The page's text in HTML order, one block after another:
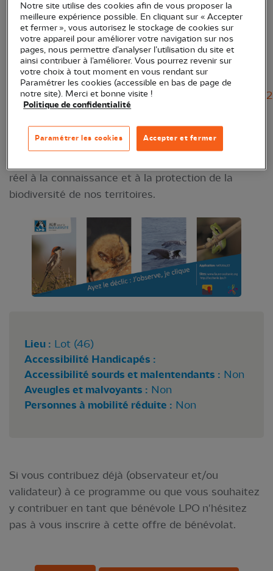
La LPO propose un site national (
https://www.faune-france.org/), des sites régionaux
https://www.faune-occitanie.org/) et une
application mobile (Naturalist) disponible sur Apple
https://apps.apple.com/ga/app/naturalist/
) et Androïd (
https://play.google.com/store/apps/details?
id=ch.biolovision.naturalist&hl=fr
réel à la connaissance et à la protection de la
biodiversité de nos territoires.
Lieu : Lot (46)
Accessibilité Handicapés :
Accessibilité sourds et malentendants : Non
Aveugles et malvoyants : Non
Personnes à mobilité réduite : Non
Si vous contribuez déjà (observateur et/ou
validateur) à ce programme ou que vous souhaitez
y contribuer en tant que bénévole LPO n'hésitez
pas à vous inscrire à cette offre de bénévolat.
Notre site utilise des cookies afin de vous proposer la
meilleure expérience possible. En cliquant sur « Accepter
et fermer », vous autorisez le stockage de cookies sur
votre appareil pour améliorer votre navigation sur nos
pages, nous permettre d’analyser l’utilisation du site et
ainsi contribuer à l’améliorer. Vous pourrez revenir sur
votre choix à tout moment en vous rendant sur
Paramétrer les cookies (accessible en bas de page de
notre site). Merci et bonne visite !
Politique de confidentialité
Accepter et fermer
Paramétrer les cookies